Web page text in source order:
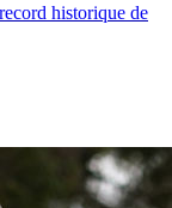
historique de